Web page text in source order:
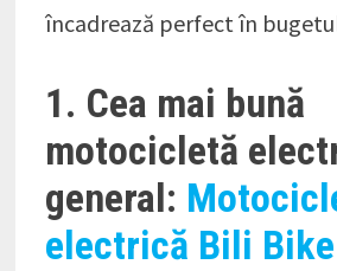
încadrează perfect în
1. Cea mai bună
motocicletă
general:
electrică Bili